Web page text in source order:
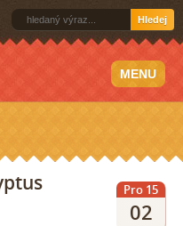
Hledej
MENU
Pro 15
02